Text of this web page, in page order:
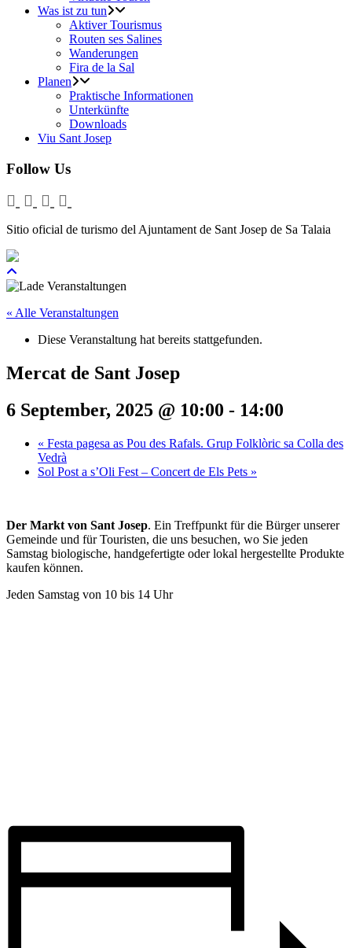
Was ist zu tun
Aktiver Tourismus
Routen ses Salines
Wanderungen
Fira de la Sal
Planen
Praktische Informationen
Unterkünfte
Downloads
Viu Sant Josep
Follow Us
Sitio oficial de turismo del Ajuntament de Sant Josep de Sa Talaia
« Alle Veranstaltungen
Diese Veranstaltung hat bereits stattgefunden.
Mercat de Sant Josep
6 September, 2025 @ 10:00 - 14:00
« Festa pagesa as Pou des Rafals. Grup Folklòric sa Colla des
Vedrà
Sol Post a s’Oli Fest – Concert de Els Pets »
Der Markt von Sant Josep. Ein Treffpunkt für die Bürger unserer
Gemeinde und für Touristen, die uns besuchen, wo Sie jeden
Samstag biologische, handgefertigte oder lokal hergestellte Produkte
kaufen können.
Jeden Samstag von 10 bis 14 Uhr